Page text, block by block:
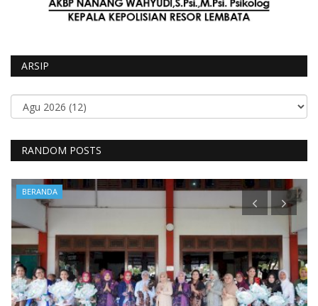
ARSIP
RANDOM POSTS
BERANDA